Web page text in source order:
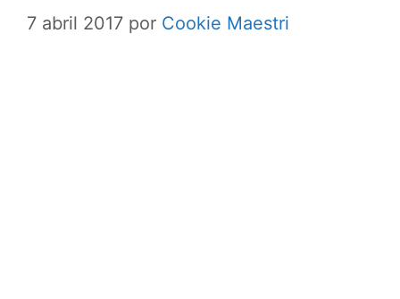
7 abril 2017 por Cookie Maestri